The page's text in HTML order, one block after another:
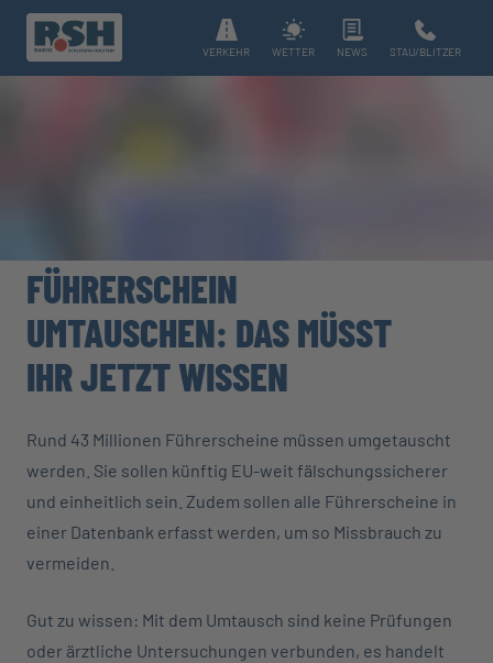
VERKEHR WETTER NEWS STAU/BLITZER
FÜHRERSCHEIN
UMTAUSCHEN: DAS MÜSST
IHR JETZT WISSEN
Rund 43 Millionen Führerscheine müssen umgetauscht
werden. Sie sollen künftig EU-weit fälschungssicherer
und einheitlich sein. Zudem sollen alle Führerscheine in
einer Datenbank erfasst werden, um so Missbrauch zu
vermeiden.
Gut zu wissen: Mit dem Umtausch sind keine Prüfungen
oder ärztliche Untersuchungen verbunden, es handelt